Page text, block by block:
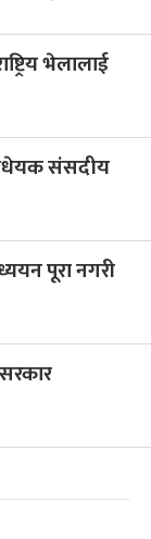
भेलालाई
संसदीय
पूरा नगरी